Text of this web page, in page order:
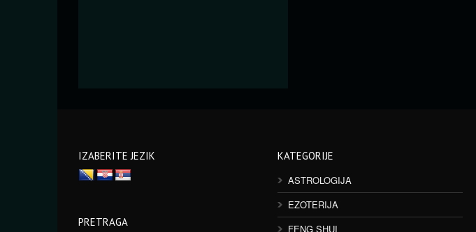
IZABERITE JEZIK
PRETRAGA
KATEGORIJE
ASTROLOGIJA
EZOTERIJA
FENG SHUI